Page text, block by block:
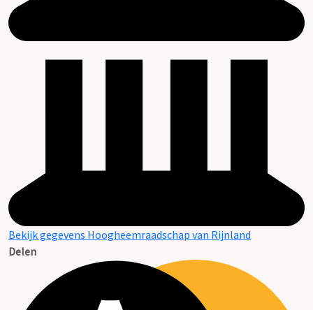
Bekijk gegevens Hoogheemraadschap van Rijnland
Delen